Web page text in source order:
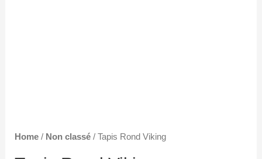
Home / Non classé / Tapis Rond Viking